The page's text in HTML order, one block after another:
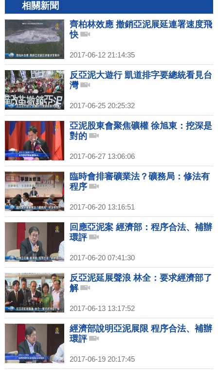
相關新聞
齊柏林效應 撤銷亞泥展延連署速度飛
快
2017-06-12 21:14:35
反亞泥大遊行 凱道排字要總統看見台
灣
2017-06-25 20:25:32
亞泥股東會聚焦礦權 徐旭東：挖深是
對的
2017-06-27 13:06:06
臨時會排審礦業法？礦務局：修法有
程序
2017-06-20 13:16:51
回應亞泥案 經濟部：程序合法、補辦
環評
2017-06-20 07:41:30
反亞泥延展聲浪 林全：要求經濟部了
解
2017-06-13 13:17:52
經濟部說明亞泥展限 程序合法、補辦
環評
2017-06-19 20:17:45